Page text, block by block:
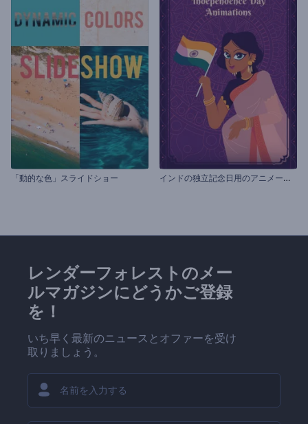
「動的な色」スライドショー イ
ンドの独立記念日用のアニメーション
レンダーフォレストのメー
ルマガジンにどうかご登録
を！
いち早く最新のニュースとオファーを受け
取りましょう。